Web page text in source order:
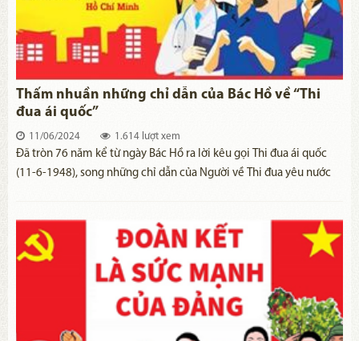
Thấm nhuần những chỉ dẫn của Bác Hồ về “Thi
đua ái quốc”
11/06/2024 1.614 lượt xem
​Đã tròn 76 năm kể từ ngày Bác Hồ ra lời kêu gọi Thi đua ái quốc
(11-6-1948), song những chỉ dẫn của Người về Thi đua yêu nước
đua yêu nước trong mỗi người dân đóng góp vào sự nghiệp xây
dựng và phát triển đất nước phồn vinh, hạnh phúc.